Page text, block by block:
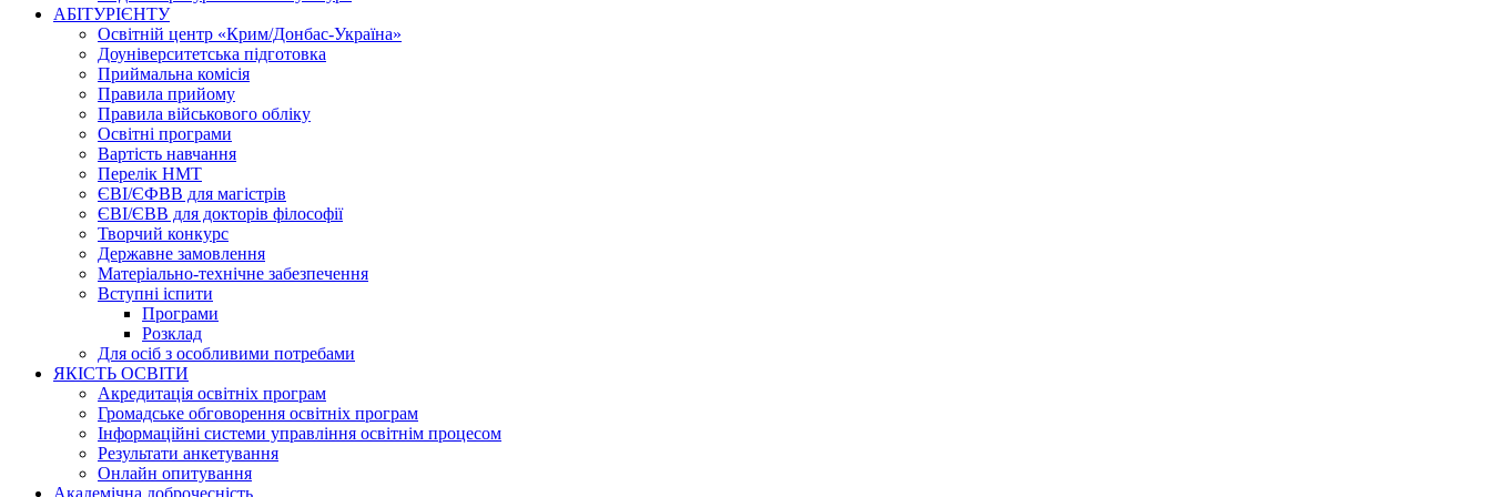
АБІТУРІЄНТУ
Освітній центр «Крим/Донбас-Україна»
Доуніверситетська підготовка
Приймальна комісія
Правила прийому
Правила військового обліку
Освітні програми
Вартість навчання
Перелік НМТ
ЄВІ/ЄФВВ для магістрів
ЄВІ/ЄВВ для докторів філософії
Творчий конкурс
Державне замовлення
Матеріально-технічне забезпечення
Вступні іспити
Програми
Розклад
Для осіб з особливими потребами
ЯКІСТЬ ОСВІТИ
Акредитація освітніх програм
Громадське обговорення освітніх програм
Інформаційні системи управління освітнім процесом
Результати анкетування
Онлайн опитування
Академічна доброчесність